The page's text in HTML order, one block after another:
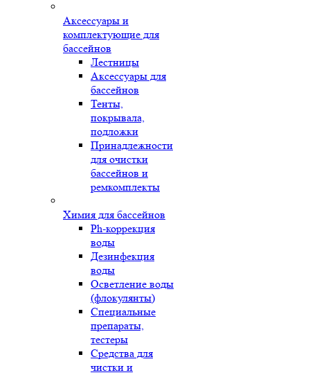
Аксессуары и
комплектующие для
бассейнов
Лестницы
Аксессуары для
бассейнов
Тенты,
покрывала,
подложки
Принадлежности
для очистки
бассейнов и
ремкомплекты
Химия для бассейнов
Ph-коррекция
воды
Дезинфекция
воды
Осветление воды
(флокулянты)
Специальные
препараты,
тестеры
Средства для
чистки и